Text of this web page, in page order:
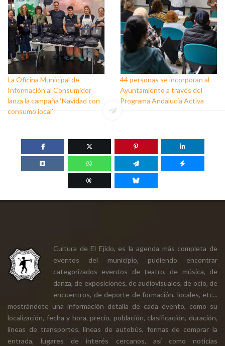
La Oficina Municipal de
Información al Consumidor
lanza la campaña ‘Navidad con
consumo local’
44 personas se incorporan al
Ayuntamiento a través del
Programa Andalucía Activa
Cultura de El Ejido, es la agenda más completa de
eventos del municipio, pudiendo encontrar
categorizados eventos de teatro, de música, de
danza, de exposiciones, de audiovisuales, de ocio, de
encuentros, de deporte de formación, locales, etc...
mostrándote una información detalla de cada evento, como su
localización, fecha y hora, precio, población, clasificación, duración,
líneas de transportes, líneas de autobús, formas de comprar la
entrada, lugares de interés cercanos, así como noticias